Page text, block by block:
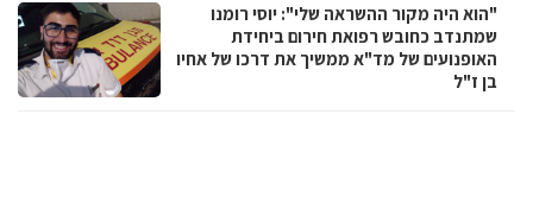
"הוא היה מקור ההשראה שלי": יוסי רומנו
שמתנדב כחובש רפואת חירום ביחידת
האופנועים של מד"א ממשיך את דרכו של אחיו
בן ז"ל